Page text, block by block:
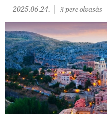
2025.06.24. 3 perc olvasás